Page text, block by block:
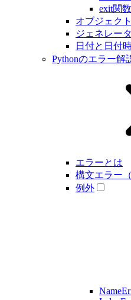
exit関
オブジェク
ジェネレー
日付と日付
Pythonのエラー解
エラーとは
構文エラー（
例外